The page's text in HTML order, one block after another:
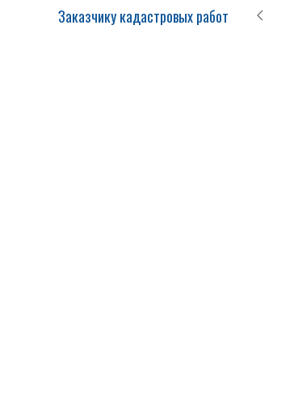
Заказчику кадастровых работ